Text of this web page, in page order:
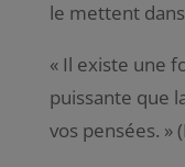
le mettent
« Il existe une
puissante que
vos pensées. »